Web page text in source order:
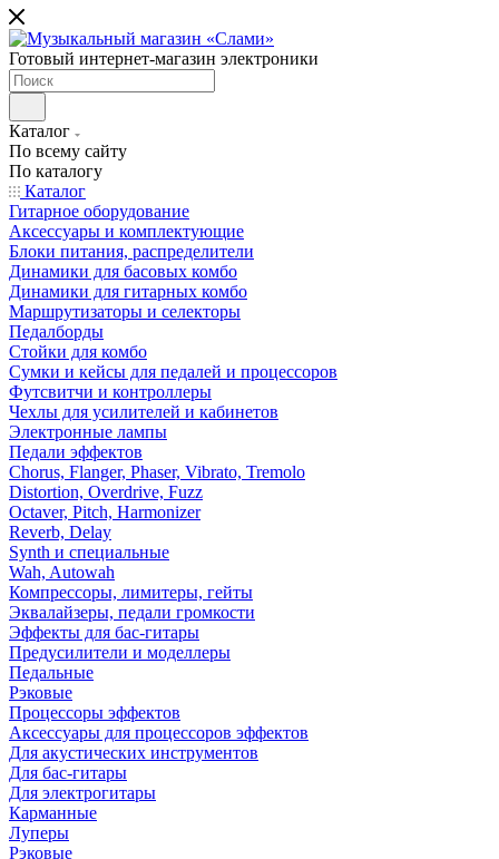
Готовый интернет-магазин электроники
Каталог
По всему сайту
По каталогу
Каталог
Гитарное оборудование
Аксессуары и комплектующие
Блоки питания, распределители
Динамики для басовых комбо
Динамики для гитарных комбо
Маршрутизаторы и селекторы
Педалборды
Стойки для комбо
Сумки и кейсы для педалей и процессоров
Футсвитчи и контроллеры
Чехлы для усилителей и кабинетов
Электронные лампы
Педали эффектов
Chorus, Flanger, Phaser, Vibrato, Tremolo
Distortion, Overdrive, Fuzz
Octaver, Pitch, Harmonizer
Reverb, Delay
Synth и специальные
Wah, Autowah
Компрессоры, лимитеры, гейты
Эквалайзеры, педали громкости
Эффекты для бас-гитары
Предусилители и моделлеры
Педальные
Рэковые
Процессоры эффектов
Аксессуары для процессоров эффектов
Для акустических инструментов
Для бас-гитары
Для электрогитары
Карманные
Луперы
Рэковые